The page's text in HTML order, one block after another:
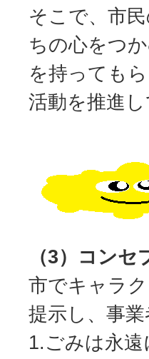
そこで、市
ちの心をつ
を持っても
活動を推進
（3）コンセ
市でキャラ
提示し、事
1.ごみは永